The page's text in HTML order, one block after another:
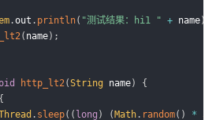
.out . println( "测试结果：hi1 " + name)
( name) ;
http_lt2 (String name)
{
{
. sleep( ( long ) (Math . random( ) *